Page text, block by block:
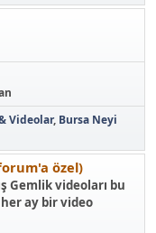
Videolar Bursa Neyi
özel)
Gemlik videoları bu
ay bir video